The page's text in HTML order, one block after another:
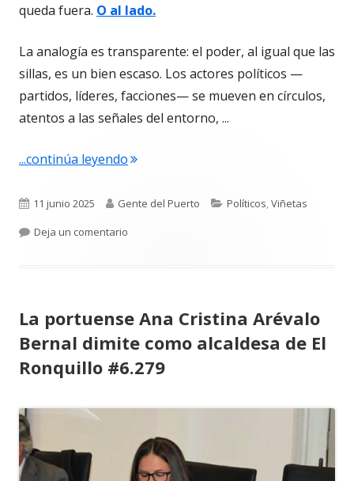
queda fuera. O al lado.
La analogía es transparente: el poder, al igual que las
sillas, es un bien escaso. Los actores políticos —
partidos, líderes, facciones— se mueven en círculos,
atentos a las señales del entorno, ...
...continúa leyendo"La viñeta de Alberto Castrelo. El
Publicado
el
11 junio 2025 Autor
Gente del Puerto Categorías
Políticos,Viñetas
Deja un comentario
La portuense Ana Cristina Arévalo
Bernal dimite como alcaldesa de El
Ronquillo #6.279